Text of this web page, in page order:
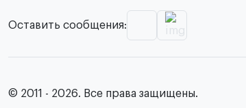
Оставить сообщения:
© 2011 - 2026. Все права защищены.